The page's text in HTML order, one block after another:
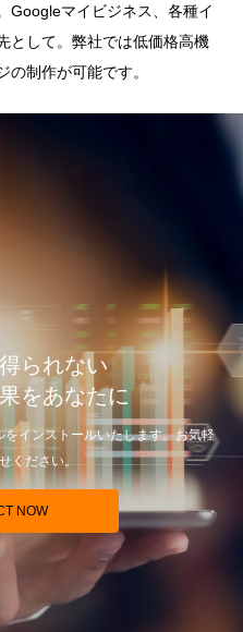
Googleマイビジネス、各種イ
として。弊社では低価格高機
制作が可能です。
られない
をあなたに
インストールいたします。お気軽
ください。
NOW